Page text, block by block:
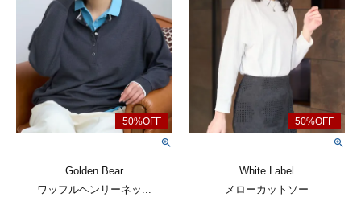
Golden Bear
ワッフルヘンリーネッ...
White Label
メローカットソー